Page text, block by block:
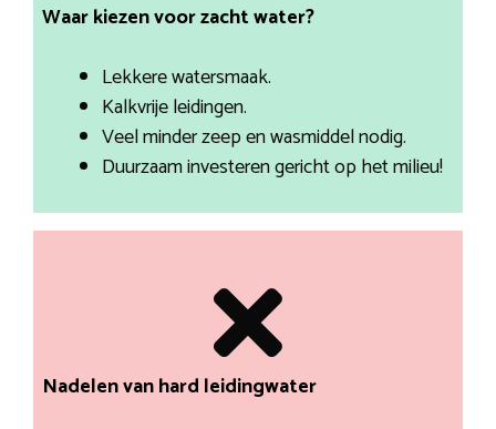
Waar kiezen voor zacht water?
Lekkere watersmaak.
Kalkvrije leidingen.
Veel minder zeep en wasmiddel nodig.
Duurzaam investeren gericht op het milieu!
Nadelen van hard leidingwater